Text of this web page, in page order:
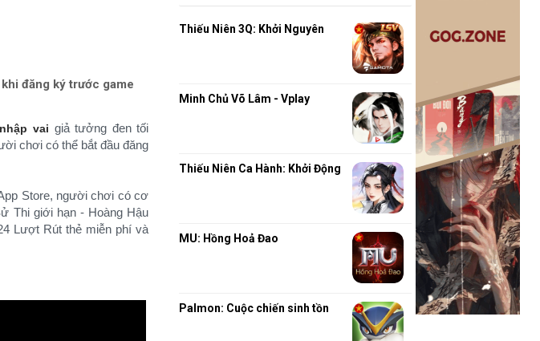
đăng ký trước game
vai giả tưởng đen tối
chơi có thể bắt đầu đăng
Store, người chơi có cơ
Thi giới hạn - Hoàng Hậu
Lượt Rút thẻ miễn phí và
Thiếu Niên 3Q: Khởi Nguyên
Minh Chủ Võ Lâm - Vplay
Thiếu Niên Ca Hành: Khởi Động
MU: Hồng Hoả Đao
Palmon: Cuộc chiến sinh tồn